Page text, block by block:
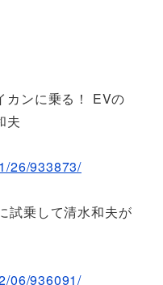
カンに乗る！ EVの
夫
26/933873/
試乗して清水和夫が
06/936091/